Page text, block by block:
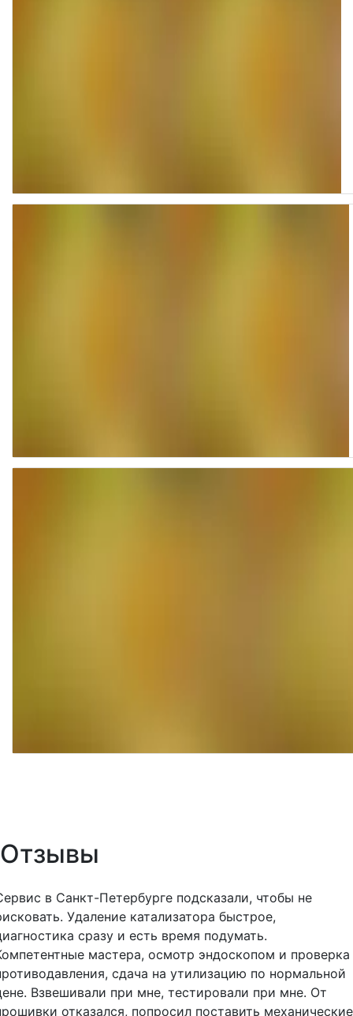
Отзывы
в Санкт-Петербурге подсказали, чтобы не
Удаление катализатора быстрое,
сразу и есть время подумать.
мастера, осмотр эндоскопом и проверка
сдача на утилизацию по нормальной
Взвешивали при мне, тестировали при мне. От
отказался, попросил поставить механические